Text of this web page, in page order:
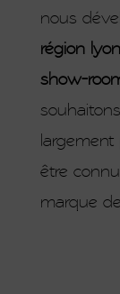
nous
région
show-
largement
être
marque